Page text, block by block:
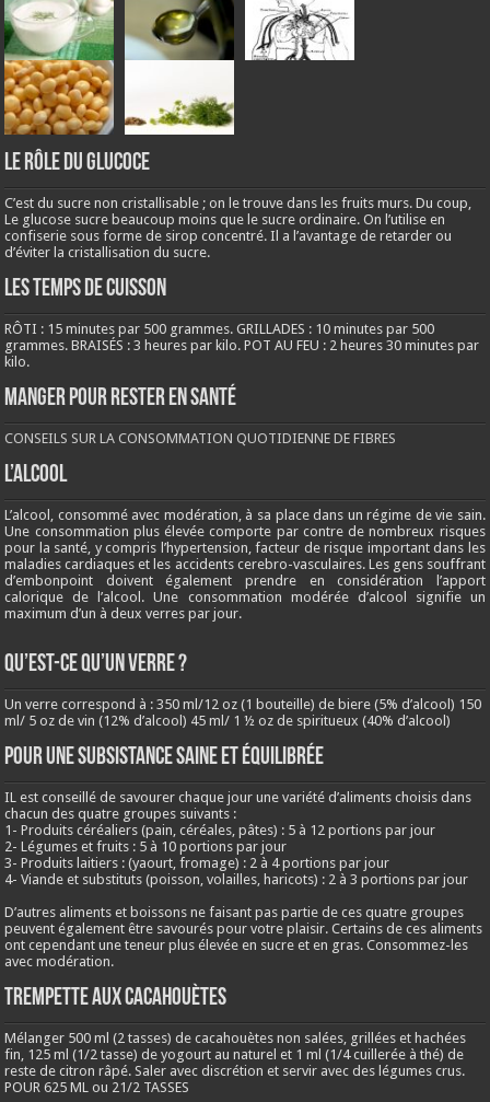
LE RÔLE DU GLUCOCE
C’est du sucre non cristallisable ; on le trouve dans les fruits murs. Du coup,
Le glucose sucre beaucoup moins que le sucre ordinaire. On l’utilise en
confiserie sous forme de sirop concentré. Il a l’avantage de retarder ou
d’éviter la cristallisation du sucre.
LES TEMPS DE CUISSON
RÔTI : 15 minutes par 500 grammes. GRILLADES : 10 minutes par 500
grammes. BRAISÉS : 3 heures par kilo. POT AU FEU : 2 heures 30 minutes par
kilo.
Manger pour rester en santé
CONSEILS SUR LA CONSOMMATION QUOTIDIENNE DE FIBRES
L’ALCOOL
L’alcool, consommé avec modération, à sa place dans un régime de vie sain.
Une consommation plus élevée comporte par contre de nombreux risques
pour la santé, y compris l’hypertension, facteur de risque important dans les
maladies cardiaques et les accidents cerebro-vasculaires. Les gens souffrant
d’embonpoint doivent également prendre en considération l’apport
calorique de l’alcool. Une consommation modérée d’alcool signifie un
maximum d’un à deux verres par jour.
QU’EST-CE QU’UN VERRE ?
Un verre correspond à : 350 ml/12 oz (1 bouteille) de biere (5% d’alcool) 150
ml/ 5 oz de vin (12% d’alcool) 45 ml/ 1 ½ oz de spiritueux (40% d’alcool)
Pour une subsistance saine et équilibrée
IL est conseillé de savourer chaque jour une variété d’aliments choisis dans
chacun des quatre groupes suivants :
1- Produits céréaliers (pain, céréales, pâtes) : 5 à 12 portions par jour
2- Légumes et fruits : 5 à 10 portions par jour
3- Produits laitiers : (yaourt, fromage) : 2 à 4 portions par jour
4- Viande et substituts (poisson, volailles, haricots) : 2 à 3 portions par jour
D’autres aliments et boissons ne faisant pas partie de ces quatre groupes
peuvent également être savourés pour votre plaisir. Certains de ces aliments
ont cependant une teneur plus élevée en sucre et en gras. Consommez-les
avec modération.
Trempette aux cacahouètes
Mélanger 500 ml (2 tasses) de cacahouètes non salées, grillées et hachées
fin, 125 ml (1/2 tasse) de yogourt au naturel et 1 ml (1/4 cuillerée à thé) de
reste de citron râpé. Saler avec discrétion et servir avec des légumes crus.
POUR 625 ML ou 21/2 TASSES